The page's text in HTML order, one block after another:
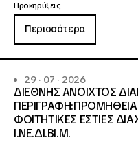
Προκηρύξεις
Περισσότερα
29 · 07 · 2026
ΔΙΕΘΝΗΣ ΑΝΟΙΧΤΟΣ
ΦΟΙΤΗΤΙΚΕΣ ΕΣΤΙΕΣ
Ι.ΝΕ.ΔΙ.ΒΙ.Μ.